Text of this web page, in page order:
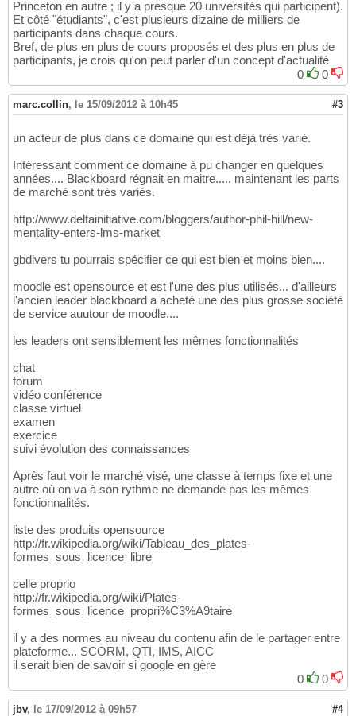
Princeton en autre ; il y a presque 20 universités qui participent).
Et côté "étudiants", c'est plusieurs dizaine de milliers de
participants dans chaque cours.
Bref, de plus en plus de cours proposés et des plus en plus de
participants, je crois qu'on peut parler d'un concept d'actualité
0
0
marc.collin, le 15/09/2012 à 10h45 #3
un acteur de plus dans ce domaine qui est déjà très varié.
Intéressant comment ce domaine à pu changer en quelques
années.... Blackboard régnait en maitre..... maintenant les parts
de marché sont très variés.
http://www.deltainitiative.com/bloggers/author-phil-hill/new-
mentality-enters-lms-market
gbdivers tu pourrais spécifier ce qui est bien et moins bien....
moodle est opensource et est l'une des plus utilisés... d'ailleurs
l'ancien leader blackboard a acheté une des plus grosse société
de service auutour de moodle....
les leaders ont sensiblement les mêmes fonctionnalités
chat
forum
vidéo conférence
classe virtuel
examen
exercice
suivi évolution des connaissances
Après faut voir le marché visé, une classe à temps fixe et une
autre où on va à son rythme ne demande pas les mêmes
fonctionnalités.
liste des produits opensource
http://fr.wikipedia.org/wiki/Tableau_des_plates-
formes_sous_licence_libre
celle proprio
http://fr.wikipedia.org/wiki/Plates-
formes_sous_licence_propri%C3%A9taire
il y a des normes au niveau du contenu afin de le partager entre
plateforme... SCORM, QTI, IMS, AICC
il serait bien de savoir si google en gère
0
0
jbv, le 17/09/2012 à 09h57 #4